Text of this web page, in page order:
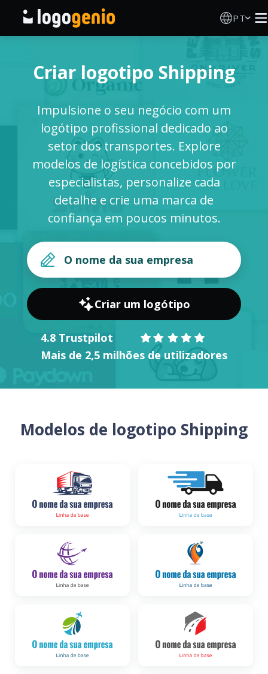
PT
Gerador de logótipos IA
Ideias de logótipos
Produtos impressos
INICIAR SESSÃO
Criar logotipo Shipping
Impulsione o seu negócio com um
logótipo profissional dedicado ao
setor dos transportes. Explore
modelos de logística concebidos por
especialistas, personalize cada
detalhe e crie uma marca de
confiança em poucos minutos.
Criar um logótipo
4.8 Trustpilot
Mais de 2,5 milhões de utilizadores
Modelos de logotipo Shipping